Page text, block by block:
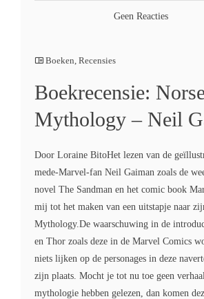
Geen Reacties
Boeken Recensies
Boekrecensie:
Mythology – Neil
Door Loraine BitoHet lezen van de
mede-Marvel-fan Neil Gaiman zoals de
novel The Sandman en het comic book
mij tot het maken van een uitstapje naar
Mythology.De waarschuwing in de
en Thor zoals deze in de Marvel Comics
niets lijken op de personages in deze
zijn plaats. Mocht je tot nu toe geen
mythologie hebben gelezen, dan komen